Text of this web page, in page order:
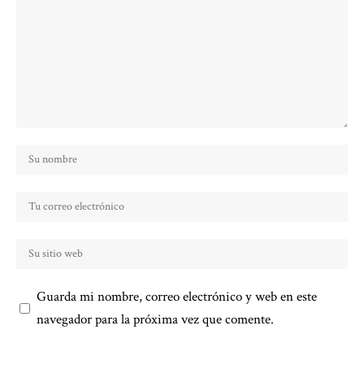
Guarda mi nombre, correo electrónico y web en este
navegador para la próxima vez que comente.